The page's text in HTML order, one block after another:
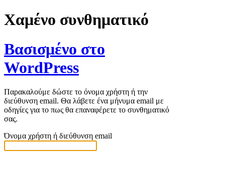
Χαμένο συνθηματικό
Βασισμένο στο
WordPress
Παρακαλούμε δώστε το όνομα χρήστη ή την
διεύθυνση email. Θα λάβετε ένα μήνυμα email με
οδηγίες για το πως θα επαναφέρετε το συνθηματικό
σας.
Όνομα χρήστη ή διεύθυνση email